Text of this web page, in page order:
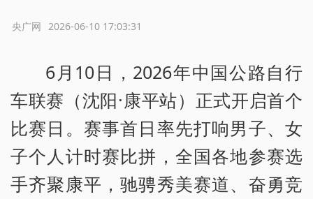
2026-06-10 17:03:31
央广网
6月10日，2026年中国公路自行
车联赛（沈阳·康平站）正式开启首个
比赛日。赛事首日率先打响男子、女
子个人计时赛比拼，全国各地参赛选
手齐聚康平，驰骋秀美赛道、奋勇竞